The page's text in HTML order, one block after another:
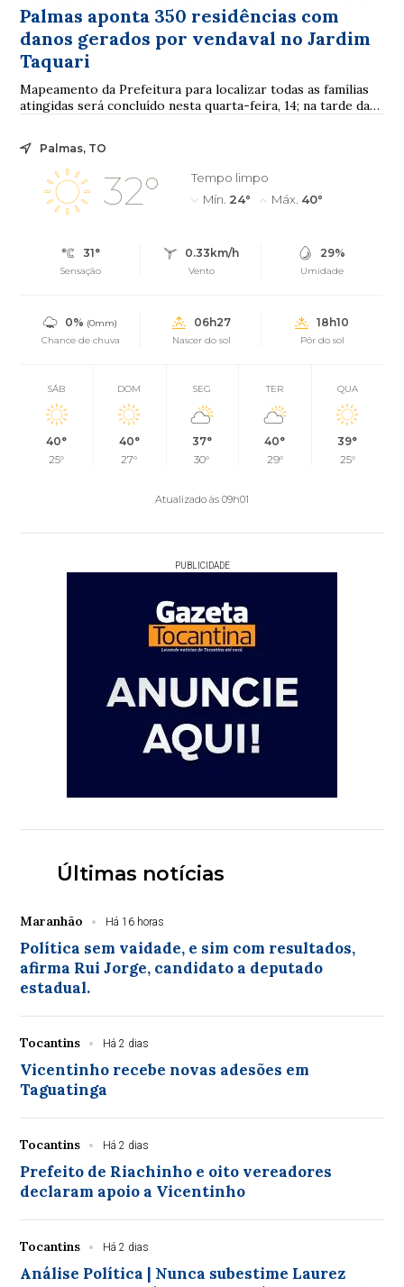
Palmas aponta 350 residências com
danos gerados por vendaval no Jardim
Taquari
Mapeamento da Prefeitura para localizar todas as famílias
atingidas será concluído nesta quarta-feira, 14; na tarde da
Palmas, TO
32°
Tempo limpo
Mín. 24° Máx. 40°
31°
Sensação
0.33km/h
Vento
29%
Umidade
0% (0mm)
Chance de chuva
06h27
Nascer do sol
18h10
Pôr do sol
SÁB
40°
25°
DOM
40°
27°
SEG
37°
30°
TER
40°
29°
QUA
39°
25°
Atualizado às 09h01
PUBLICIDADE
Últimas notícias
Maranhão Há 16 horas
Política sem vaidade, e sim com resultados,
afirma Rui Jorge, candidato a deputado
estadual.
Tocantins Há 2 dias
Vicentinho recebe novas adesões em
Taguatinga
Tocantins Há 2 dias
Prefeito de Riachinho e oito vereadores
declaram apoio a Vicentinho
Tocantins Há 2 dias
Análise Política | Nunca subestime Laurez